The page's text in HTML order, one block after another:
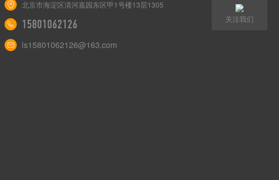
北京市海淀区清河嘉园东区甲1号楼13层1305
15801062126
ls15801062126@163.com
关注我们